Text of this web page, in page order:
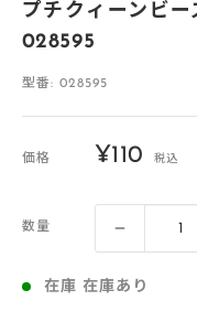
プチクィーンビ
028595
型番: 028595
価格
販
価
格
¥110 税込
数量
在庫 在庫あり